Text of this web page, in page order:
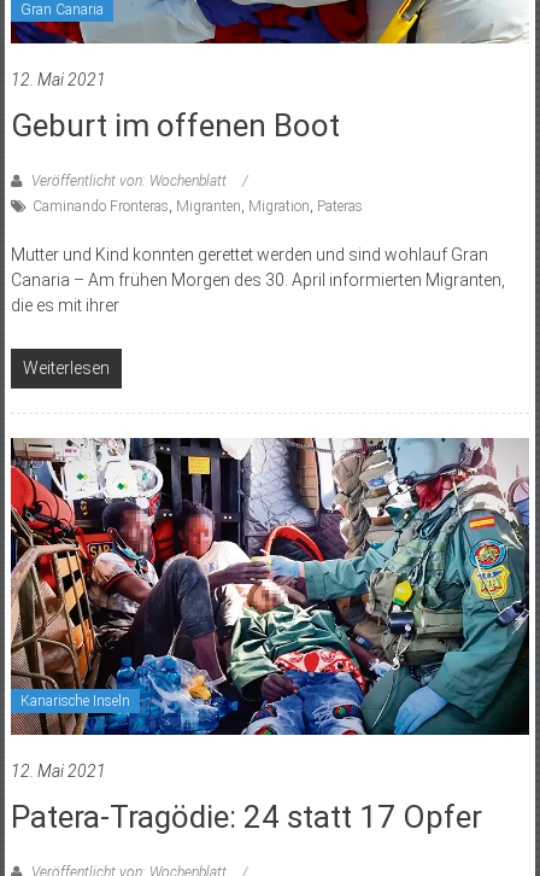
Gran Canaria
12. Mai 2021
Geburt im offenen Boot
Veröffentlicht von: Wochenblatt
Caminando Fronteras, Migranten, Migration, Pateras
Mutter und Kind konnten gerettet werden und sind wohlauf Gran
Canaria – Am frühen Morgen des 30. April informierten Migranten,
die es mit ihrer
Weiterlesen
Kanarische Inseln
12. Mai 2021
Patera-Tragödie: 24 statt 17 Opfer
Veröffentlicht von: Wochenblatt